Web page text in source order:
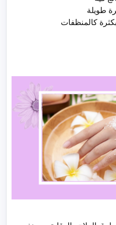
طويلة
كالمنظفات